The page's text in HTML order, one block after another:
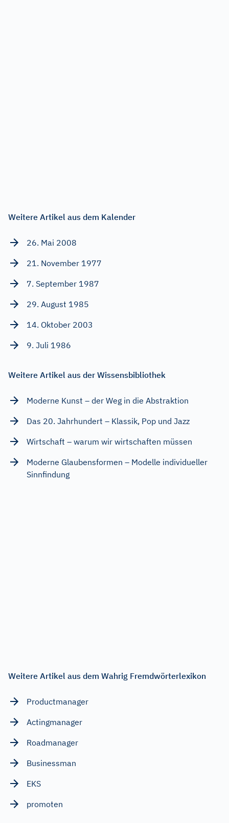
Weitere Artikel aus dem Kalender
26. Mai 2008
21. November 1977
7. September 1987
29. August 1985
14. Oktober 2003
9. Juli 1986
Weitere Artikel aus der Wissensbibliothek
Moderne Kunst – der Weg in die Abstraktion
Das 20. Jahrhundert – Klassik, Pop und Jazz
Wirtschaft – warum wir wirtschaften müssen
Moderne Glaubensformen – Modelle individueller
Sinnfindung
Weitere Artikel aus dem Wahrig Fremdwörterlexikon
Productmanager
Actingmanager
Roadmanager
Businessman
EKS
promoten